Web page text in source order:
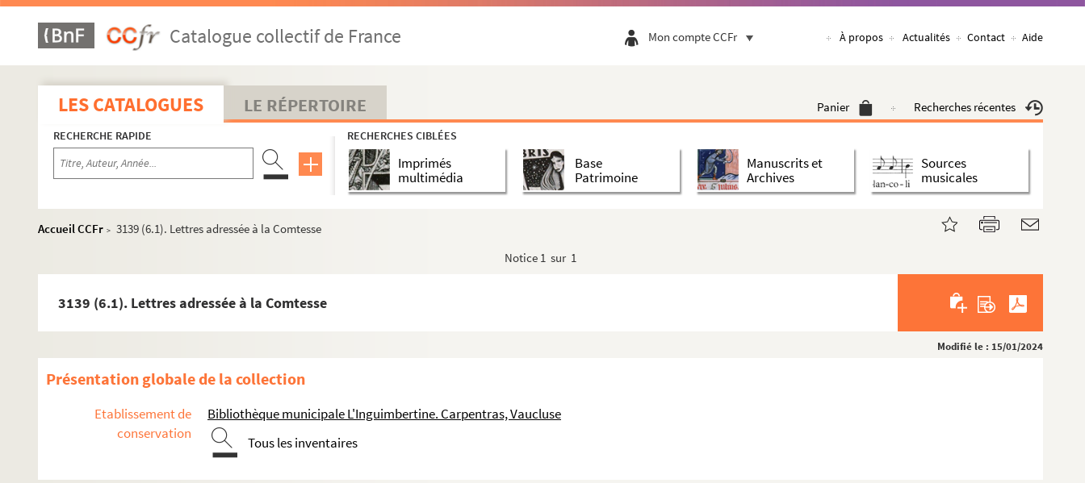
Catalogue collectif de France Mon compte CCFr À propos Actualités Contact Aide
LES CATALOGUES LE RÉPERTOIRE Panier Recherches récentes
RECHERCHE RAPIDE RECHERCHES CIBLÉES
Imprimés
multimédia
Base
Patrimoine
Manuscrits et
Archives
Sources
musicales
Accueil CCFr > 3139 (6.1). Lettres adressée à la Comtesse
Notice 1 sur 1
3139 (6.1). Lettres adressée à la Comtesse
Modifié le : 15/01/2024
Présentation globale de la collection
Etablissement de
conservation
Bibliothèque municipale L'Inguimbertine. Carpentras, Vaucluse
Tous les inventaires